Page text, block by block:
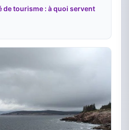
de tourisme : à quoi servent